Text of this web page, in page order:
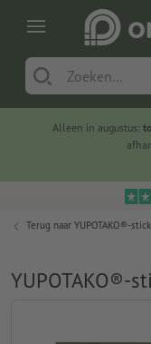
Alleen in augustus:
Terug naar YUPOTAKO®-
YUPOTAKO®-